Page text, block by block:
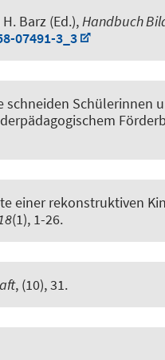
Barz (Ed.), Handbuch
07491-3_3
schneiden Schülerinnen
einer rekonstruktiven
(1), 1-26.
, (10), 31.